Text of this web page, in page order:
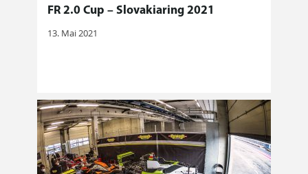
FR 2.0 Cup – Slovakiaring 2021
13. Mai 2021